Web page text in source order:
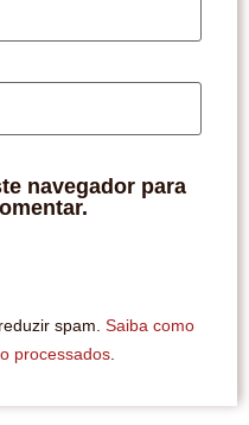
navegador para
spam. Saiba como
processados.